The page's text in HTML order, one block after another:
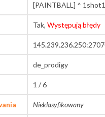
[PAINTBALL] ^
Tak, Występują błędy
de_prodigy
1 / 6
Nieklasyfikowany